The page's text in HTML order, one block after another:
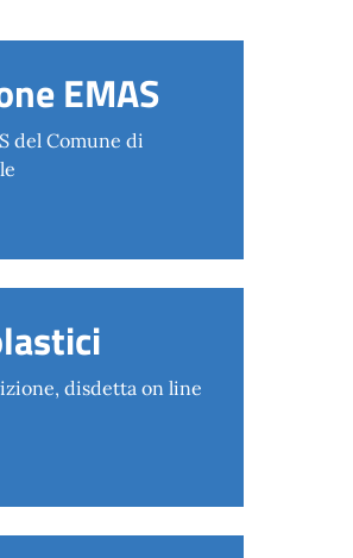
EMAS
del Comune di
disdetta on line